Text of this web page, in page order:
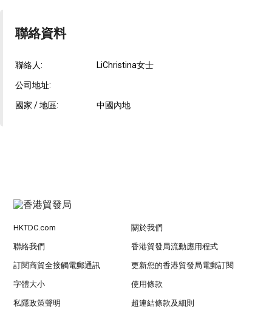
聯絡資料
聯絡人: LiChristina女士
公司地址:
國家 / 地區: 中國內地
HKTDC.com 關於我們
聯絡我們 香港貿發局流動應用程式
訂閱商貿全接觸電郵通訊 更新您的香港貿發局電郵訂閱
字體大小 使用條款
私隱政策聲明 超連結條款及細則